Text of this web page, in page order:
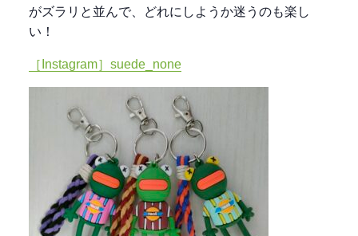
がズラリと並んで、どれにしようか迷うのも楽し
い！
［Instagram］suede_none